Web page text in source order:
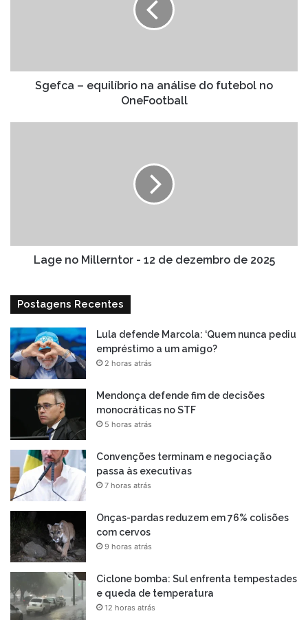
OneFootball
Sgefca – equilíbrio na análise do futebol no
OneFootball
2025
Lage no Millerntor - 12 de dezembro de 2025
Postagens Recentes
Lula defende Marcola: ‘Quem nunca pediu
empréstimo a um amigo?
2 horas atrás
Mendonça defende fim de decisões
monocráticas no STF
5 horas atrás
Convenções terminam e negociação
passa às executivas
7 horas atrás
Onças-pardas reduzem em 76% colisões
com cervos
9 horas atrás
Ciclone bomba: Sul enfrenta tempestades
e queda de temperatura
12 horas atrás